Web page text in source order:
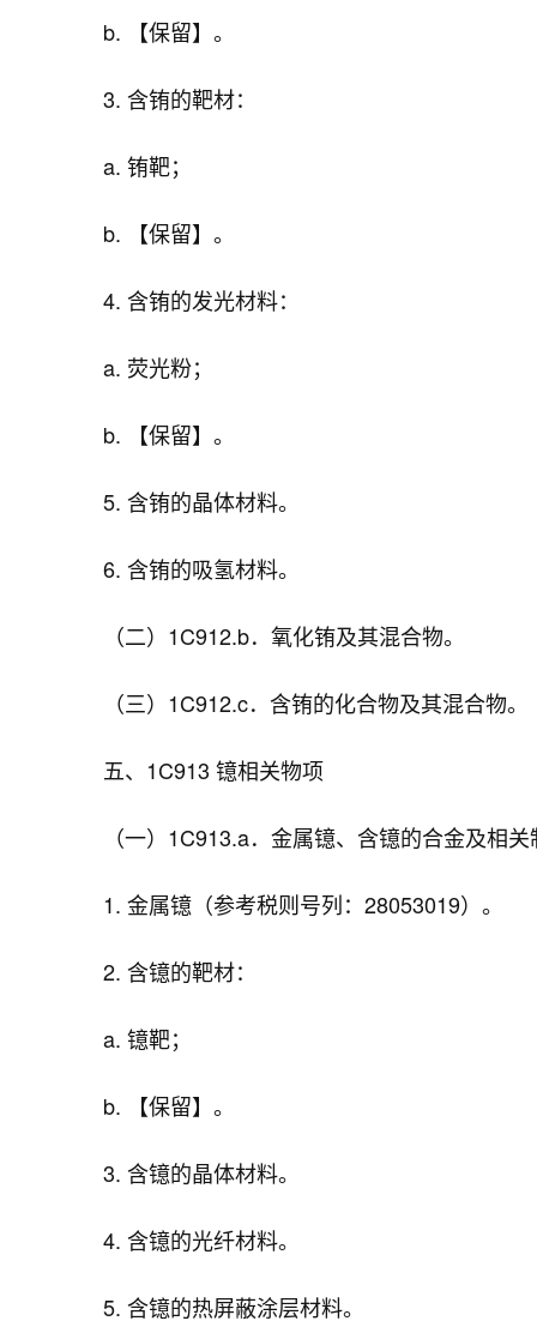
b. 【保留】。
3. 含铕的靶材：
a. 铕靶；
b. 【保留】。
4. 含铕的发光材料：
a. 荧光粉；
b. 【保留】。
5. 含铕的晶体材料。
6. 含铕的吸氢材料。
（二）1C912.b．氧化铕及其混合物。
（三）1C912.c．含铕的化合物及其混合物。
五、1C913 镱相关物项
（一）1C913.a．金属镱、含镱的合金及相
1. 金属镱（参考税则号列：28053019）。
2. 含镱的靶材：
a. 镱靶；
b. 【保留】。
3. 含镱的晶体材料。
4. 含镱的光纤材料。
5. 含镱的热屏蔽涂层材料。